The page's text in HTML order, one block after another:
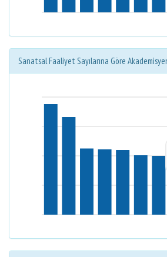
Sanatsal Faaliyet Sayılarına Göre